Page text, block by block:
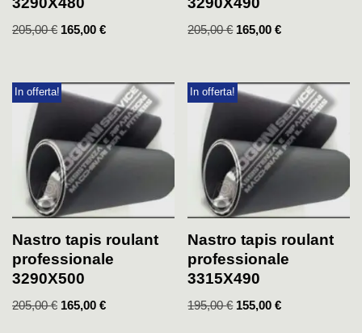
205,00€ 165,00 € 205,00€ 165,00€
In offerta!
Nastro tapis roulant
professionale
3290X500
205,00€ 165,00 €
In offerta!
Nastro tapis roulant
professionale
3315X490
195,00€ 155,00€